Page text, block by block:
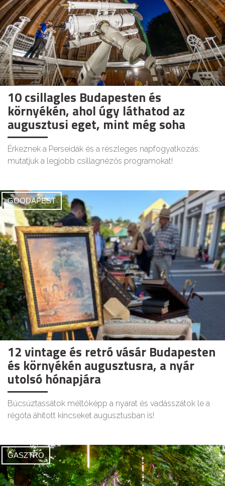
10 csillagles Budapesten és
környékén, ahol úgy láthatod az
augusztusi eget, mint még soha
Érkeznek a Perseidák és a részleges napfogyatkozás:
mutatjuk a legjobb csillagnézős programokat!
GOODAPEST
12 vintage és retró vásár Budapesten
és környékén augusztusra, a nyár
utolsó hónapjára
Búcsúztassátok méltóképp a nyarat és vadásszátok le a
régóta áhított kincseket augusztusban is!
GASZTRO